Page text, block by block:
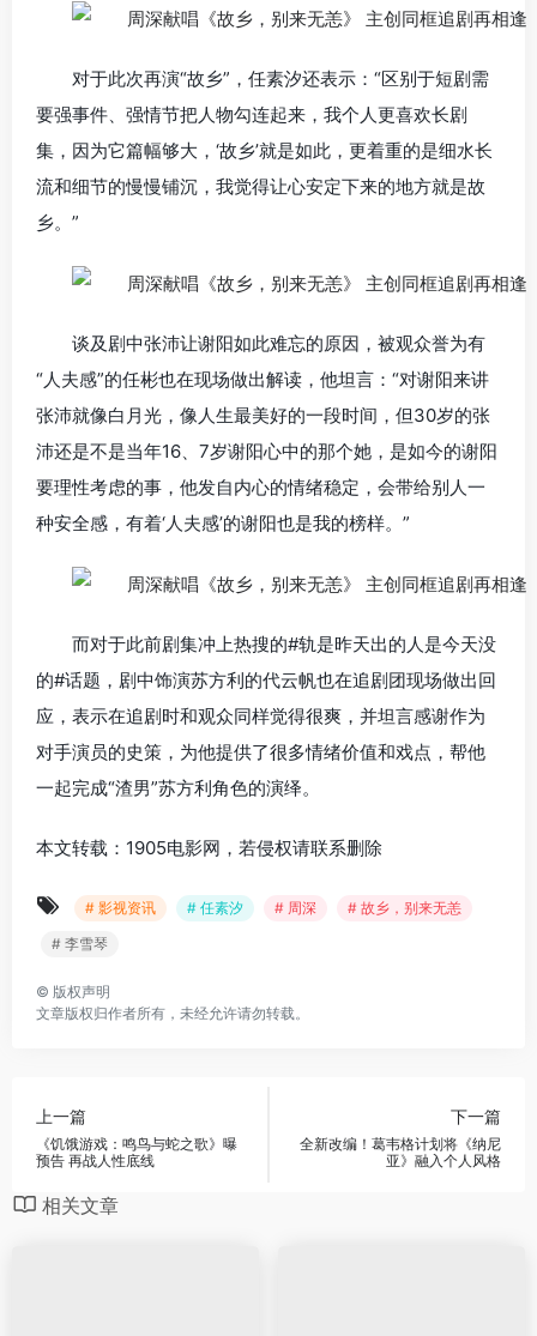
对于此次再演“故乡”，任素汐还表示：“区别于短剧需
要强事件、强情节把人物勾连起来，我个人更喜欢长剧
集，因为它篇幅够大，‘故乡’就是如此，更着重的是细水长
流和细节的慢慢铺沉，我觉得让心安定下来的地方就是故
乡。”
谈及剧中张沛让谢阳如此难忘的原因，被观众誉为有
“人夫感”的任彬也在现场做出解读，他坦言：“对谢阳来讲
张沛就像白月光，像人生最美好的一段时间，但30岁的张
沛还是不是当年16、7岁谢阳心中的那个她，是如今的谢阳
要理性考虑的事，他发自内心的情绪稳定，会带给别人一
种安全感，有着‘人夫感’的谢阳也是我的榜样。”
而对于此前剧集冲上热搜的#轨是昨天出的人是今天没
的#话题，剧中饰演苏方利的代云帆也在追剧团现场做出回
应，表示在追剧时和观众同样觉得很爽，并坦言感谢作为
对手演员的史策，为他提供了很多情绪价值和戏点，帮他
一起完成“渣男”苏方利角色的演绎。
本文转载：1905电影网，若侵权请联系删除
# 影视资讯 # 任素汐 # 周深
# 故乡，别来无恙
# 李雪琴
© 版权声明
文章版权归作者所有，未经允许请勿转载。
上一篇
《饥饿游戏：鸣鸟与蛇之歌》曝
预告 再战人性底线
下一篇
全新改编！葛韦格计划将《纳尼
亚》融入个人风格
相关文章